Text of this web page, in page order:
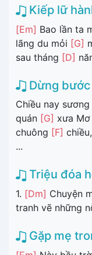
Kiếp lữ
[Em] Bao lần ta
lãng du mỏi [G]
sau tháng [D]
Dừng
Chiều nay sương
quán [G] xưa
chuông [F]
...
Triệu đóa
1. [Dm] Chuyện
tranh vẽ những
Gặp mẹ